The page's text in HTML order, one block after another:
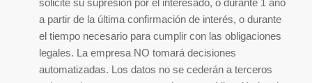
a partir de la última confirmación de interés, o durante
el tiempo necesario para cumplir con las obligaciones
legales. La empresa NO tomará decisiones
automatizadas. Los datos no se cederán a terceros